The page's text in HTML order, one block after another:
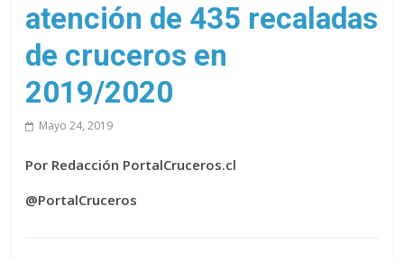
solo
sitio
atención de 435 recaladas
de cruceros en
2019/2020
Mayo 24, 2019
Por Redacción PortalCruceros.cl
@PortalCruceros